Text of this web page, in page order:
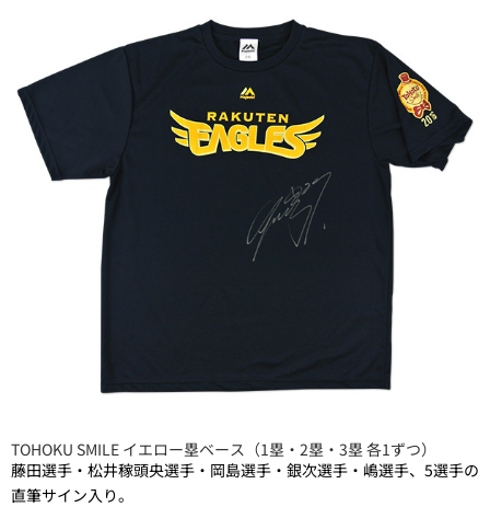
TOHOKU SMILE イエロー塁ベース（1塁・2塁・3塁 各1ずつ）
藤田選手・松井稼頭央選手・岡島選手・銀次選手・嶋選手、5選手の
直筆サイン入り。